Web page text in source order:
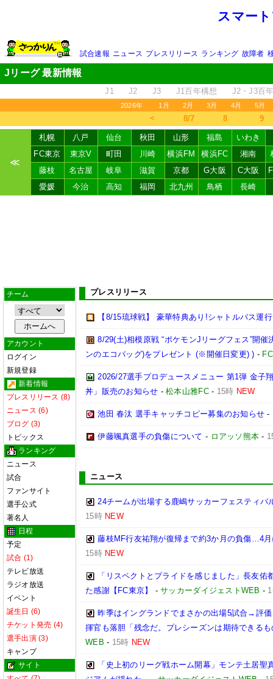
スマー
試合速報 ニュース プレスリリース ランキング 故障者
Jリーグ 最新情報
J1 J2 J3 J1百年構想 J2・J3百
2026年 1月 2月 3月 4月 5月
＜ 8/7 8 9
≪
札幌 八戸 仙台 秋田 山形 福島
いわき
FC東京
東京V 町田 川崎 横浜FM 横浜FC 湘南
藤枝
名古屋 岐阜 滋賀 京都 G大阪 C大阪
愛媛
今治 高知 福岡 北九州 鳥栖 長崎
チーム
アカウント
ログイン
新規登録
新着情報
プレスリリース (8)
ニュース (6)
ブログ (3)
トピックス
ランキング
ニュース
試合
ファンサイト
選手公式
著名人
日程
予定
試合 (1)
テレビ放送
ラジオ放送
イベント
誕生日 (6)
チケット発売 (4)
選手出演 (3)
キャンプ
サイト
プレスリリース
【8/15琉球戦】 豪華特典あり!シャトルバス運
8/29(土)相模原戦 “ポケモンJリーグフェス”開
ンのエコバッグ)をプレゼント (※開催日変更) ) -
2026/27選手プロデュースメニュー 第1弾 金子
丼」販売のお知らせ -松本山雅FC- 15時 NEW
池田 春汰 選手キャッチコピー募集のお知らせ -
伊藤颯真選手の負傷について - ロアッソ熊本 -
ニュース
24チームが出場する鹿嶋サッカーフェスティバ
15時 NEW
藤枝MF行友祐翔が復帰まで約3か月の負傷…4
15時 NEW
「リスペクトとプライドを感じました」長友
た感謝【FC東京】
-サッカーダイジェストWEB -
昨季はイングランドでまさかの出場5試合→評
揮官も落胆「残念だ。プレシーズンは期待できる
WEB - 15時 NEW
「史上初のリーグ戦ホーム開幕」モンテ土居聖